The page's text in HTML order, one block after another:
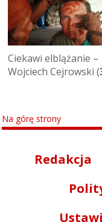
Ciekawi elblążanie –
Wojciech Cejrowski (
Na górę strony
Redakcja